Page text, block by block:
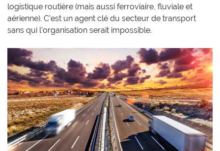
logistique routière (mais aussi ferroviaire, fluviale et
aérienne). C’est un agent clé du secteur de transport
sans qui l’organisation serait impossible.